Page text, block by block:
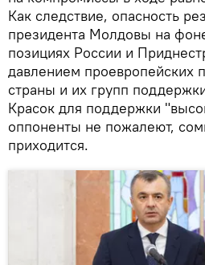
Как следствие, опасность
президента Молдовы на
позициях России и
давлением проевропейских
страны и их групп
Красок для поддержки
оппоненты не пожалеют,
приходится.